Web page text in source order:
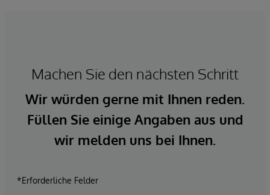
Machen Sie den nächsten Schritt
Wir würden gerne mit Ihnen reden.
Füllen Sie einige Angaben aus und
wir melden uns bei Ihnen.
*Erforderliche Felder